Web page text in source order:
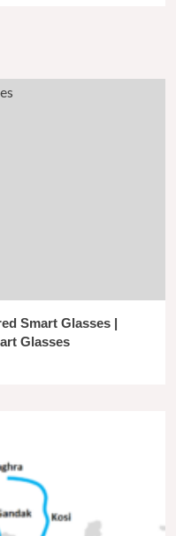
Smart Glasses |
Glasses